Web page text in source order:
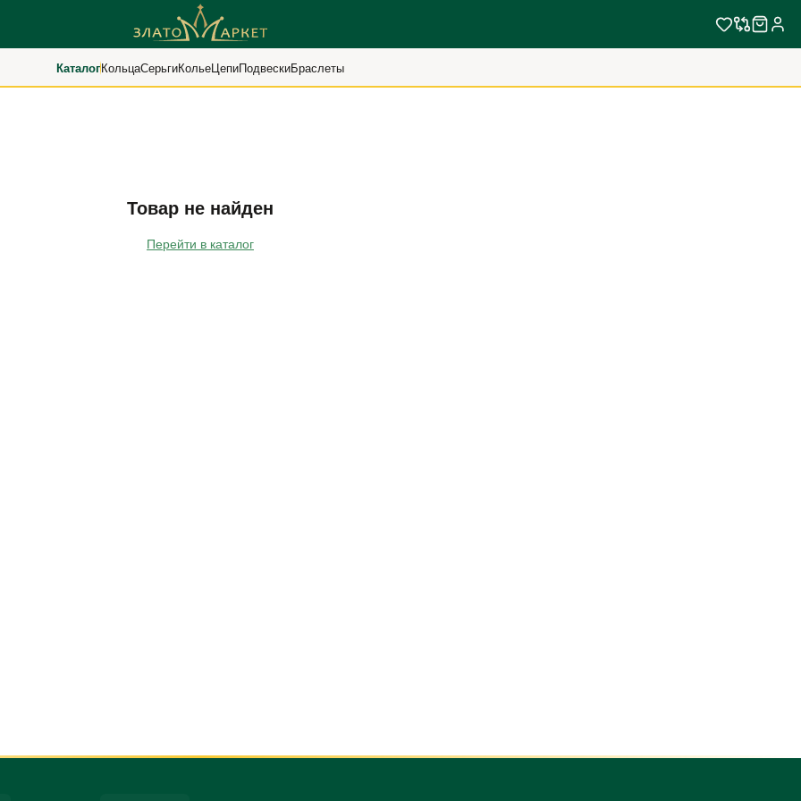
КаталогКольцаСерьгиКольеЦепиПодвескиБраслеты
Товар не найден
Перейти в каталог